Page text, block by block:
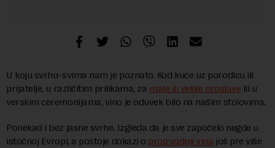
U koju svrhu-svima nam je poznato. Kod kuće uz porodicu ili
prijatelje, u različitim prilikama, za male ili velike proslave ili u
verskim ceremonijama, vino je oduvek bilo na našim stolovima.
Ponekad i bez jasne svrhe. Izgleda da je sve započelo negde u
istočnoj Evropi, a postoje dokazi o proizvodnji vina još pre više